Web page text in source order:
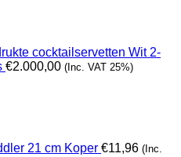
cocktailservetten Wit 2-
€2.000,00 (Inc. VAT 25%)
21 cm Koper €11,96 (Inc.